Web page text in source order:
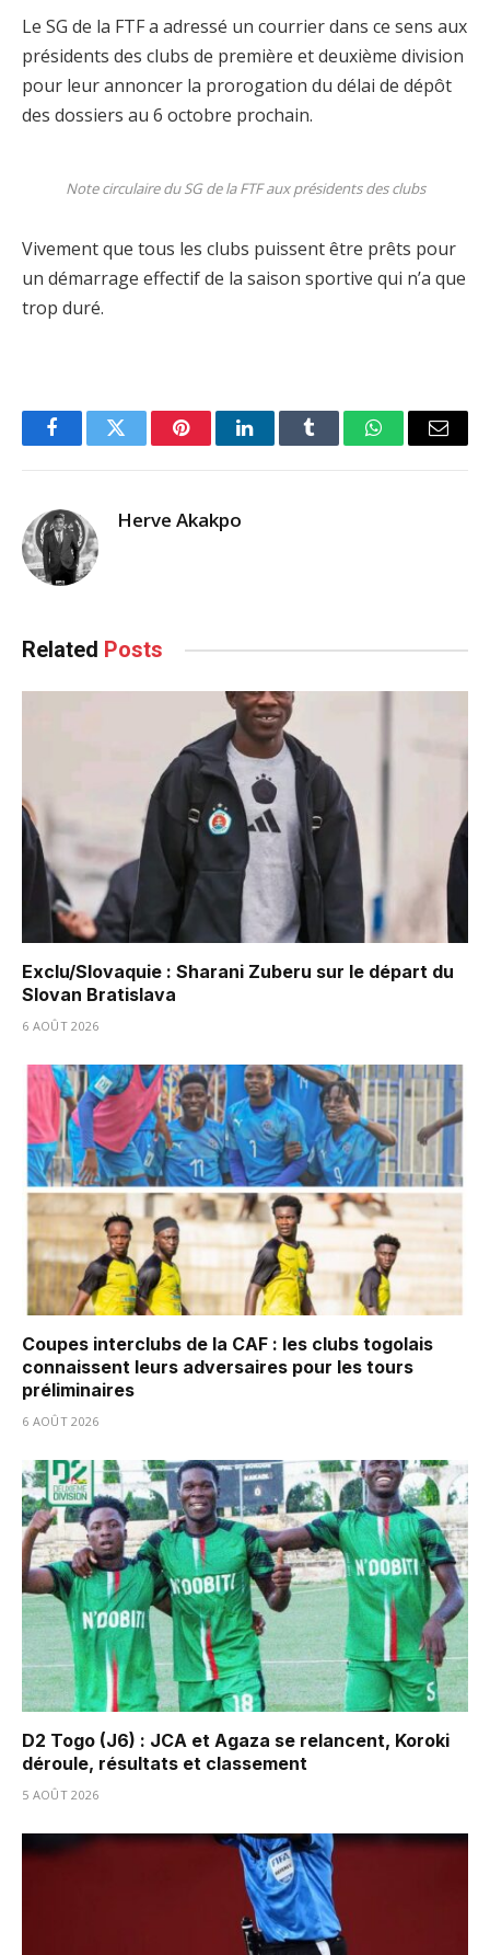
Le SG de la FTF a adressé un courrier dans ce sens aux
présidents des clubs de première et deuxième division
pour leur annoncer la prorogation du délai de dépôt
des dossiers au 6 octobre prochain.
Note circulaire du SG de la FTF aux présidents des clubs
Vivement que tous les clubs puissent être prêts pour
un démarrage effectif de la saison sportive qui n’a que
trop duré.
FacebookTwitter PinterestLinkedInTumblr WhatsAppEmail
Herve Akakpo
Related Posts
Exclu/Slovaquie : Sharani Zuberu sur le départ du
Slovan Bratislava
6 AOÛT 2026
Coupes interclubs de la CAF : les clubs togolais
connaissent leurs adversaires pour les tours
préliminaires
6 AOÛT 2026
D2 Togo (J6) : JCA et Agaza se relancent, Koroki
déroule, résultats et classement
5 AOÛT 2026